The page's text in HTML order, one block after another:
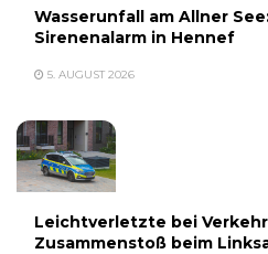
Wasserunfall am Allner
Sirenenalarm in Hennef
5. AUGUST 2026
Leichtverletzte bei
Zusammenstoß beim